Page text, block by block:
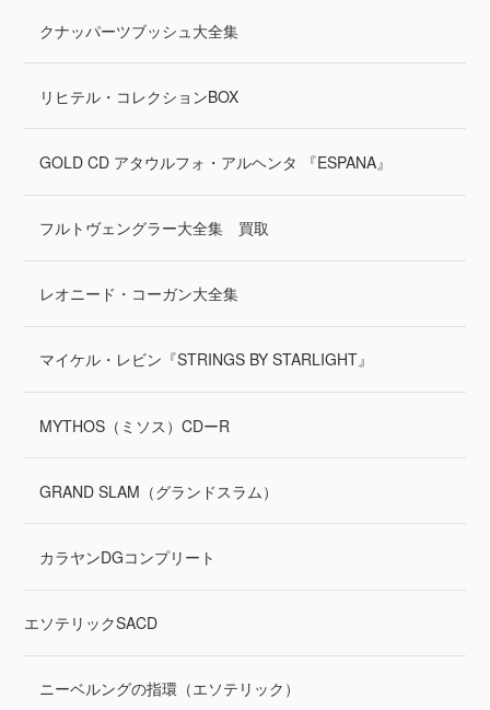
クナッパーツブッシュ大全集
リヒテル・コレクションBOX
GOLD CD アタウルフォ・アルヘンタ 『ESPANA』
フルトヴェングラー大全集 買取
レオニード・コーガン大全集
マイケル・レビン『STRINGS BY STARLIGHT』
MYTHOS（ミソス）CDーR
GRAND SLAM（グランドスラム）
カラヤンDGコンプリート
エソテリックSACD
ニーベルングの指環（エソテリック）